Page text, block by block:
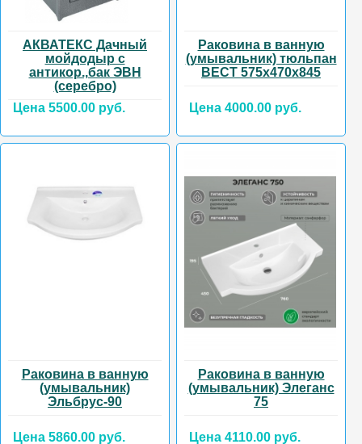
АКВАТЕКС Дачный
мойдодыр с
антикор.,бак ЭВН
(серебро)
Цена 5500.00 руб.
Раковина в ванную
(умывальник) тюльпан
ВЕСТ 575х470х845
Цена 4000.00 руб.
Раковина в ванную
(умывальник)
Эльбрус-90
Цена 5860.00 руб.
Раковина в ванную
(умывальник) Элеганс
75
Цена 4110.00 руб.